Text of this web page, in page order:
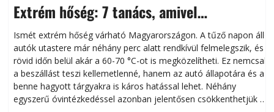
Extrém hőség: 7 tanács, amivel
megóvhatjuk autónkat a nyári károktól
Ismét extrém hőség várható Magyarországon. A tűző napon álló
autók utastere már néhány perc alatt rendkívül felmelegszik, és
rövid időn belül akár a 60-70 °C-ot is megközelítheti. Ez nemcsak
a beszállást teszi kellemetlenné, hanem az autó állapotára és a
benne hagyott tárgyakra is káros hatással lehet. Néhány
egyszerű óvintézkedéssel azonban jelentősen csökkenthetjük a